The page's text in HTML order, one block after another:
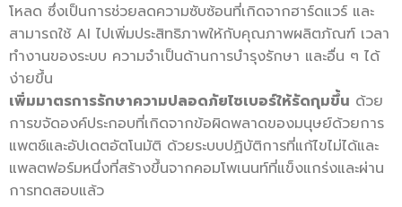
โหลด ซึ่งเป็นการช่วยลดความซับซ้อนที่เกิดจากฮาร์ดแวร์ และ
สามารถใช้ AI ไปเพิ่มประสิทธิภาพให้กับคุณภาพผลิตภัณฑ์ เวลา
ทำงานของระบบ ความจำเป็นด้านการบำรุงรักษา และอื่น ๆ ได้
ง่ายขึ้น
เพิ่มมาตรการรักษาความปลอดภัยไซเบอร์ให้รัดกุมขึ้น ด้วย
การขจัดองค์ประกอบที่เกิดจากข้อผิดพลาดของมนุษย์ด้วยการ
แพตช์และอัปเดตอัตโนมัติ ด้วยระบบปฏิบัติการที่แก้ไขไม่ได้และ
แพลตฟอร์มหนึ่งที่สร้างขึ้นจากคอมโพเนนท์ที่แข็งแกร่งและผ่าน
การทดสอบแล้ว